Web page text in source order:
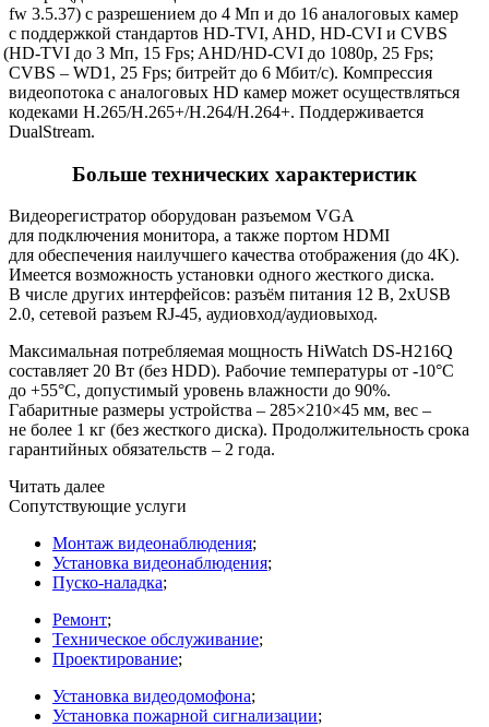
fw 3.5.37) с разрешением до 4 Мп и до 16 аналоговых камер
с поддержкой стандартов HD-TVI, AHD, HD-CVI и CVBS
(HD-TVI до 3 Мп, 15 Fps; AHD/HD-CVI до 1080p, 25 Fps;
CVBS – WD1, 25 Fps; битрейт до 6 Мбит/с). Компрессия
видеопотока с аналоговых HD камер может осуществляться
кодеками H.265/H.265+/H.264/H.264+. Поддерживается
DualStream.
Больше технических характеристик
Видеорегистратор оборудован разъемом VGA
для подключения монитора, а также портом HDMI
для обеспечения наилучшего качества отображения (до 4K).
Имеется возможность установки одного жесткого диска.
В числе других интерфейсов: разъём питания 12 В, 2xUSB
2.0, сетевой разъем RJ-45, аудиовход/аудиовыход.
Максимальная потребляемая мощность HiWatch DS-H216Q
составляет 20 Вт (без HDD). Рабочие температуры от -10°C
до +55°C, допустимый уровень влажности до 90%.
Габаритные размеры устройства – 285×210×45 мм, вес –
не более 1 кг (без жесткого диска). Продолжительность срока
гарантийных обязательств – 2 года.
Читать далее
Сопутствующие услуги
Монтаж видеонаблюдения;
Установка видеонаблюдения;
Пуско-наладка;
Ремонт;
Техническое обслуживание;
Проектирование;
Установка видеодомофона;
Установка пожарной сигнализации;